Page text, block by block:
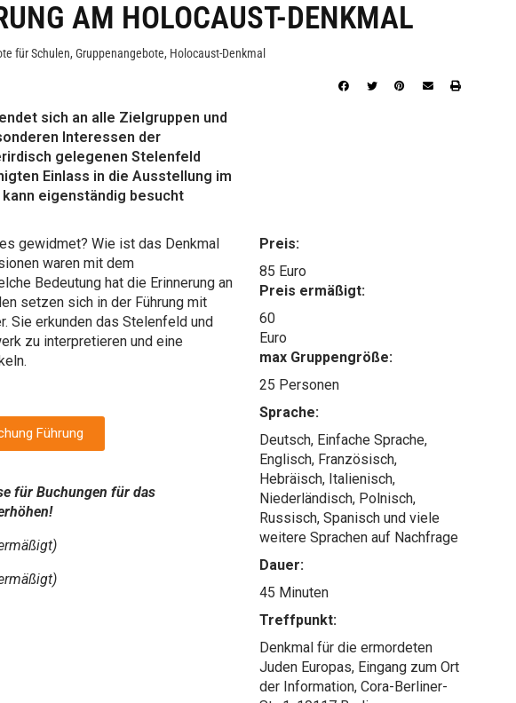
AM HOLOCAUST-DENKMAL
für Schulen, Gruppenangebote, Holocaust-Denkmal
sich an alle Zielgruppen und
Interessen der
gelegenen Stelenfeld
Einlass in die Ausstellung im
eigenständig besucht
gewidmet? Wie ist das Denkmal
waren mit dem
Bedeutung hat die Erinnerung an
setzen sich in der Führung mit
Sie erkunden das Stelenfeld und
zu interpretieren und eine
Führung
für Buchungen für das
Preis:
85 Euro
Preis ermäßigt:
60
Euro
max Gruppengröße:
25 Personen
Sprache:
Deutsch, Einfache Sprache,
Englisch, Französisch,
Hebräisch, Italienisch,
Niederländisch, Polnisch,
Russisch, Spanisch und viele
weitere Sprachen auf Nachfrage
Dauer:
45 Minuten
Treffpunkt:
Denkmal für die ermordeten
Juden Europas, Eingang zum Ort
der Information, Cora-Berliner-